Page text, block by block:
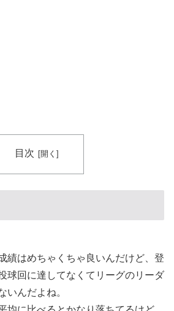
目次
績はめちゃくちゃ良いんだけど、登
球回に達してなくてリーグのリーダ
いんだよね。